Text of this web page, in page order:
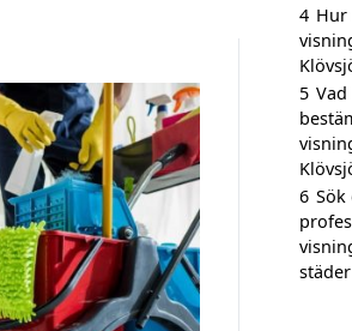
4 Hur
5
6 Sök